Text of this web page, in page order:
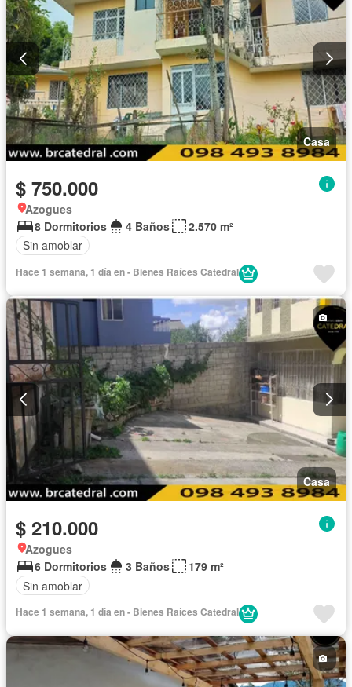
Casa
$ 750.000
Azogues
8 Dormitorios
4 Baños
2.570 m²
Sin amoblar
Hace 1 semana, 1 día en - Bienes Raíces Catedral
Casa
$ 210.000
Azogues
6 Dormitorios
3 Baños
179 m²
Sin amoblar
Hace 1 semana, 1 día en - Bienes Raíces Catedral